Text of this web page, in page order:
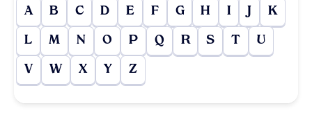
A B C D E F G H I J K
L M N O P Q R S T U
V W X Y Z